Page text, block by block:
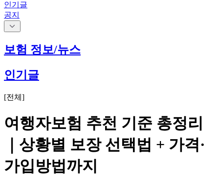
인기글
공지
보험 정보/뉴스
인기글
[전체 ]
여행자보험 추천 기준 총정리
｜상황별 보장 선택법 + 가격·
가입방법까지